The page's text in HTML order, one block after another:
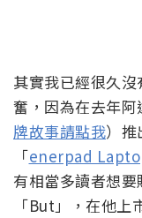
其實我已經很久
奮，因為在去年
牌故事請點我）推
「enerpad
有相當多讀者想
「But」，在他上